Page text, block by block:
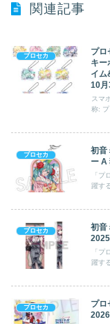
関連記事
プロセカ
プロ
キー
イム
10月
スマ
称:
プロセカ
初音
ー A
「プ
躍す
プロセカ
初音
「プ
躍す
プロセカ
プロ